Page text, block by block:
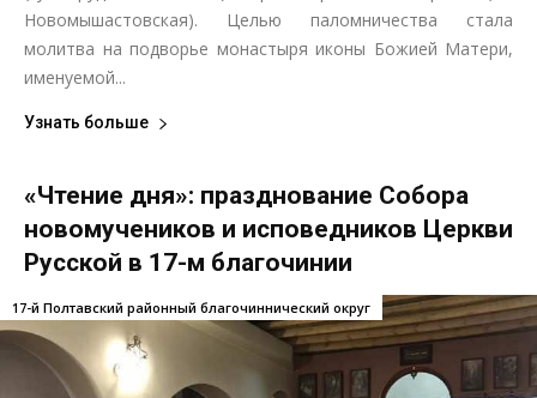
Новомышастовская). Целью паломничества стала
молитва на подворье монастыря иконы Божией Матери,
именуемой...
Узнать больше
«Чтение дня»: празднование Собора
новомучеников и исповедников Церкви
Русской в 17-м благочинии
17-й Полтавский районный благочиннический округ